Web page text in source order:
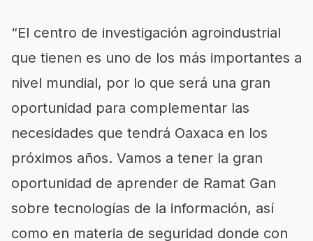
“El centro de investigación agroindustrial
que tienen es uno de los más importantes a
nivel mundial, por lo que será una gran
oportunidad para complementar las
necesidades que tendrá Oaxaca en los
próximos años. Vamos a tener la gran
oportunidad de aprender de Ramat Gan
sobre tecnologías de la información, así
como en materia de seguridad donde con